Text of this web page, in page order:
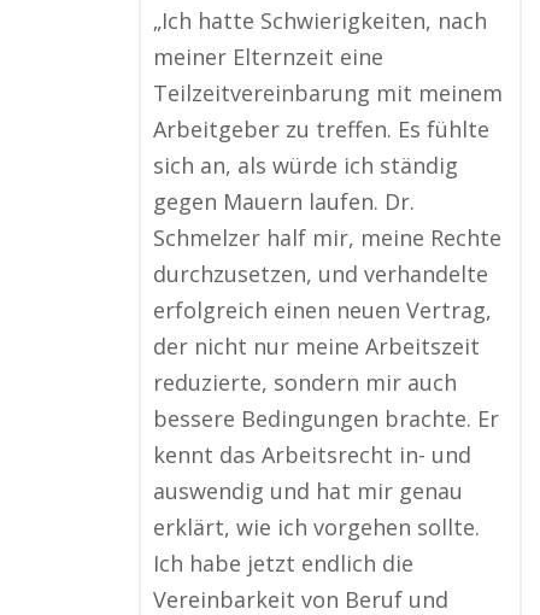
„Ich hatte Schwierigkeiten, nach
meiner Elternzeit eine
Teilzeitvereinbarung mit meinem
Arbeitgeber zu treffen. Es fühlte
sich an, als würde ich ständig
gegen Mauern laufen. Dr.
Schmelzer half mir, meine Rechte
durchzusetzen, und verhandelte
erfolgreich einen neuen Vertrag,
der nicht nur meine Arbeitszeit
reduzierte, sondern mir auch
bessere Bedingungen brachte. Er
kennt das Arbeitsrecht in- und
auswendig und hat mir genau
erklärt, wie ich vorgehen sollte.
Ich habe jetzt endlich die
Vereinbarkeit von Beruf und